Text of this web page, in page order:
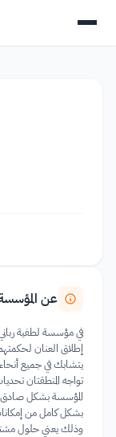
عن
في مؤسسة لطفية
إطلاق العنان
يتشابك في جميع أنحاء
تواجه المنطقتان
المؤسسة بشكل صادق
بشكل كامل من
وذلك يعني حلول